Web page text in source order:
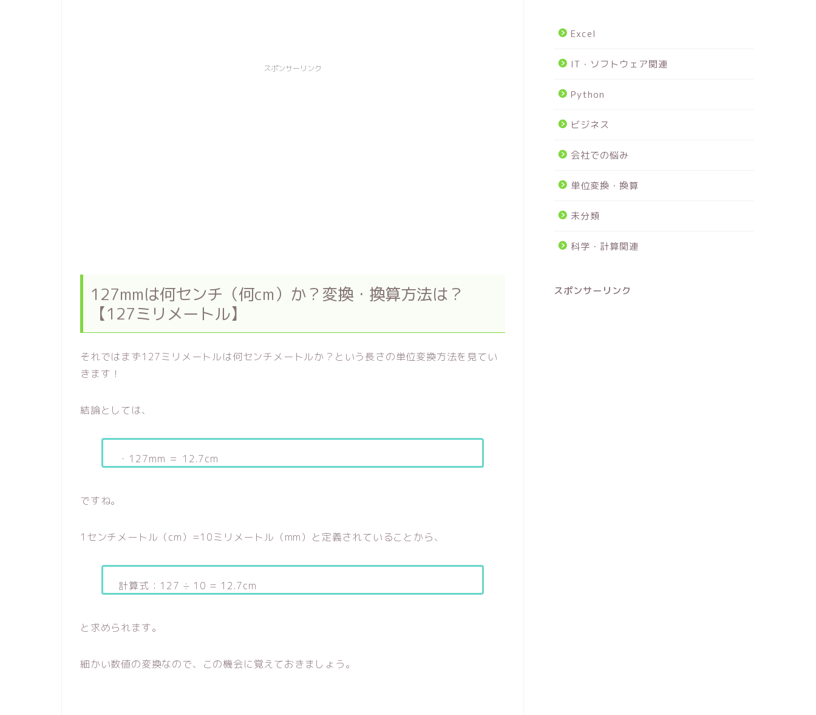
スポンサーリンク
127mmは何センチ（何cm）か？変換・換算方法は？
【127ミリメートル】
それではまず127ミリメートルは何センチメートルか？という長さの単位変換方法を見てい
きます！
結論としては、
・127mm ＝ 12.7cm
ですね。
1センチメートル（cm）=10ミリメートル（mm）と定義されていることから、
計算式：127 ÷ 10 = 12.7cm
と求められます。
細かい数値の変換なので、この機会に覚えておきましょう。
Excel
IT・ソフトウェア関連
Python
ビジネス
会社での悩み
単位変換・換算
未分類
科学・計算関連
スポンサーリンク